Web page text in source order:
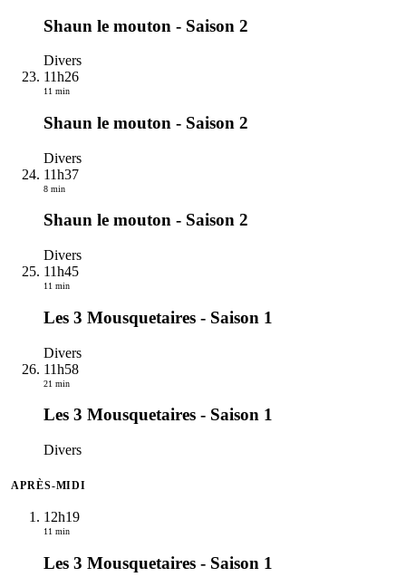
Shaun le mouton - Saison 2
Divers
11h26
11 min
Shaun le mouton - Saison 2
Divers
11h37
8 min
Shaun le mouton - Saison 2
Divers
11h45
11 min
Les 3 Mousquetaires - Saison 1
Divers
11h58
21 min
Les 3 Mousquetaires - Saison 1
Divers
APRÈS-MIDI
12h19
11 min
Les 3 Mousquetaires - Saison 1